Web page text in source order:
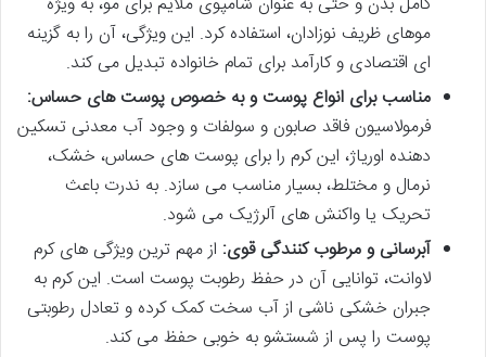
موهای ظریف نوزادان، استفاده کرد. این ویژگی، آن را به گزینه
ای اقتصادی و کارآمد برای تمام خانواده تبدیل می کند.
مناسب برای انواع پوست و به خصوص پوست های حساس:
فرمولاسیون فاقد صابون و سولفات و وجود آب معدنی تسکین
دهنده اوریاژ، این کرم را برای پوست های حساس، خشک،
نرمال و مختلط، بسیار مناسب می سازد. به ندرت باعث
تحریک یا واکنش های آلرژیک می شود.
آبرسانی و مرطوب کنندگی قوی: از مهم ترین ویژگی های کرم
لاوانت، توانایی آن در حفظ رطوبت پوست است. این کرم به
جبران خشکی ناشی از آب سخت کمک کرده و تعادل رطوبتی
پوست را پس از شستشو به خوبی حفظ می کند.